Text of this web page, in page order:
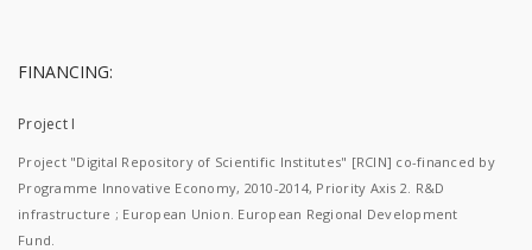
FINANCING:
Project I
Project "Digital Repository of Scientific Institutes" [RCIN] co-financed by
Programme Innovative Economy, 2010-2014, Priority Axis 2. R&D
infrastructure ; European Union. European Regional Development
Fund.